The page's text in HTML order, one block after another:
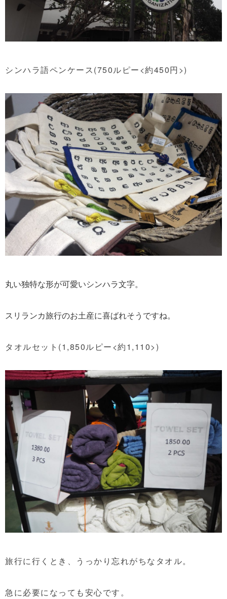
シンハラ語ペンケース(750ルピー<約450円>)
丸い独特な形が可愛いシンハラ文字。
スリランカ旅行のお土産に喜ばれそうですね。
タオルセット(1,850ルピー<約1,110>)
旅行に行くとき、うっかり忘れがちなタオル。
急に必要になっても安心です。